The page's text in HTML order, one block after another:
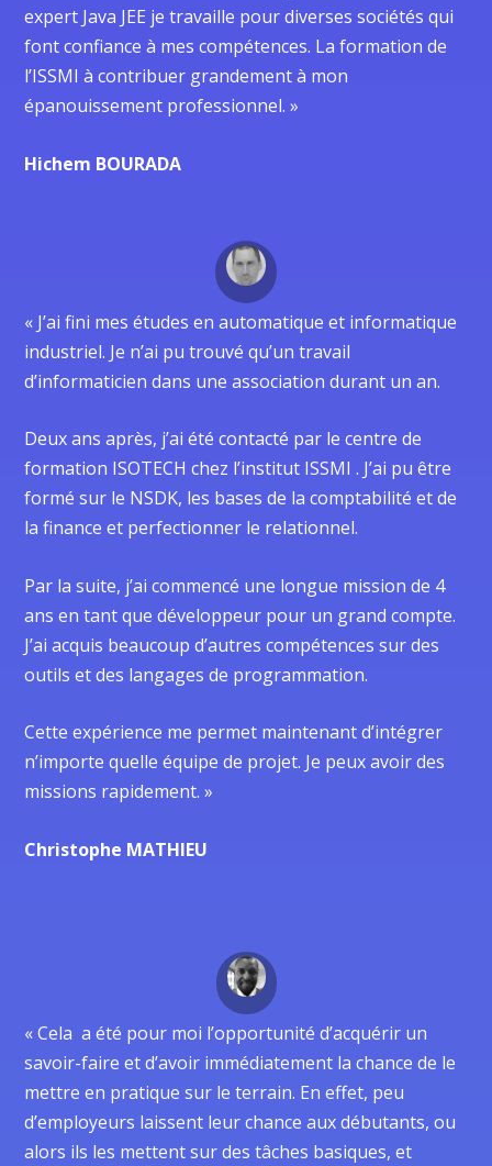
expert Java JEE je travaille pour diverses sociétés qui
font confiance à mes compétences. La formation de
l’ISSMI à contribuer grandement à mon
épanouissement professionnel. »
Hichem BOURADA
« J’ai fini mes études en automatique et informatique
industriel. Je n’ai pu trouvé qu’un travail
d’informaticien dans une association durant un an.
Deux ans après, j’ai été contacté par le centre de
formation ISOTECH chez l’institut ISSMI . J’ai pu être
formé sur le NSDK, les bases de la comptabilité et de
la finance et perfectionner le relationnel.
Par la suite, j’ai commencé une longue mission de 4
ans en tant que développeur pour un grand compte.
J’ai acquis beaucoup d’autres compétences sur des
outils et des langages de programmation.
Cette expérience me permet maintenant d’intégrer
n’importe quelle équipe de projet. Je peux avoir des
missions rapidement. »
Christophe MATHIEU
« Cela a été pour moi l’opportunité d’acquérir un
savoir-faire et d’avoir immédiatement la chance de le
mettre en pratique sur le terrain. En effet, peu
d’employeurs laissent leur chance aux débutants, ou
alors ils les mettent sur des tâches basiques, et